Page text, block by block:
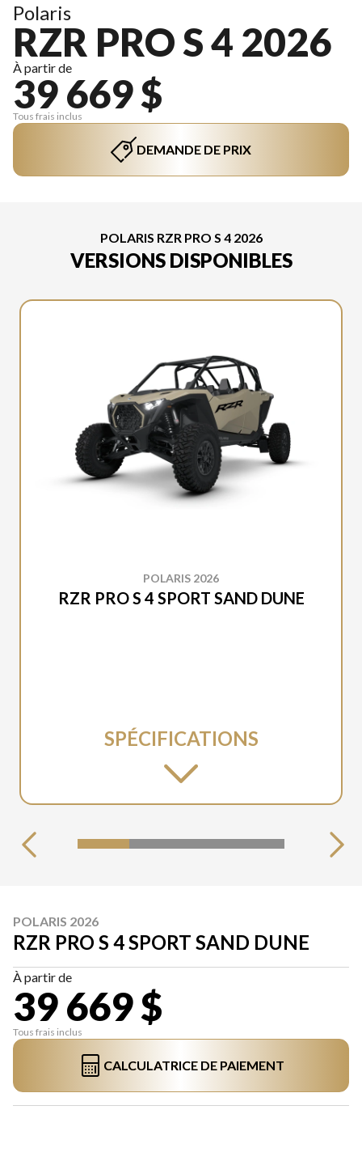
Polaris
RZR PRO S 4 2026
À partir de
39 669 $
Tous frais inclus
DEMANDE DE PRIX
POLARIS RZR PRO S 4 2026
VERSIONS DISPONIBLES
POLARIS 2026
RZR PRO S 4 SPORT SAND DUNE
SPÉCIFICATIONS
POLARIS 2026
RZR PRO S 4 SPORT SAND DUNE
À partir de
39 669 $
Tous frais inclus
CALCULATRICE DE PAIEMENT